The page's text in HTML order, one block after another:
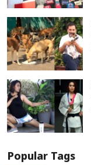
Popular Tags